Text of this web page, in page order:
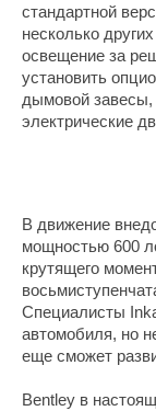
стандартной
несколько
освещение за
установить
дымовой завесы,
электрические
В движение
мощностью 600
крутящего
Специалисты
автомобиля, но
еще сможет
Bentley в